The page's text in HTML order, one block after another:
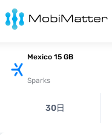
Mexico 15 GB
Sparks
30日